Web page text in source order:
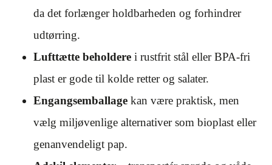
da det forlænger holdbarheden og forhindrer
udtørring.
Lufttætte beholdere i rustfrit stål eller BPA-fri
plast er gode til kolde retter og salater.
Engangsemballage kan være praktisk, men
vælg miljøvenlige alternativer som bioplast eller
genanvendeligt pap.